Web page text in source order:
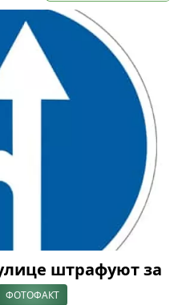
штрафуют за
ФОТОФАКТ